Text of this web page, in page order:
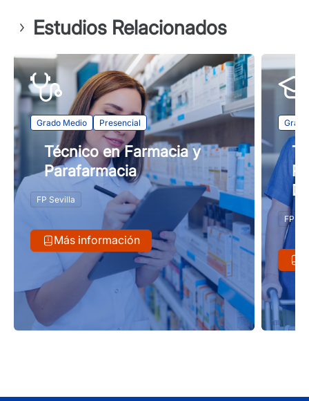
Estudios Relacionados
Grado Medio Presencial
Técnico en Farmacia y
Parafarmacia
FP Sevilla
Más información
FP